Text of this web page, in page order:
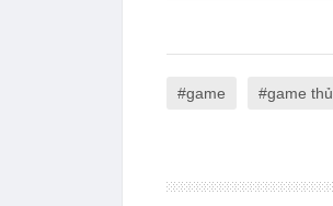
game game thủ